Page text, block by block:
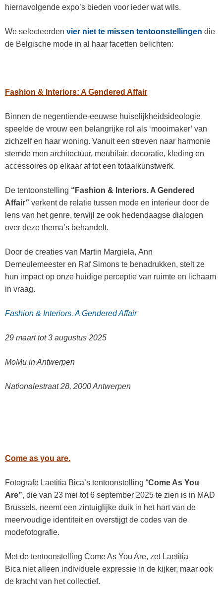
hiernavolgende expo’s bieden voor ieder wat wils.
We selecteerden vier niet te missen tentoonstellingen die
de Belgische mode in al haar facetten belichten:​
Fashion & Interiors: A Gendered Affair
Binnen de negentiende-eeuwse huiselijkheidsideologie
speelde de vrouw een belangrijke rol als ‘mooimaker’ van
zichzelf en haar woning. Vanuit een streven naar harmonie
stemde men architectuur, meubilair, decoratie, kleding en
accessoires op elkaar af tot een totaalkunstwerk.
De tentoonstelling “Fashion & Interiors. A Gendered
Affair” verkent de relatie tussen mode en interieur door de
lens van het genre, terwijl ze ook hedendaagse dialogen
over deze thema’s behandelt.
Door de creaties van Martin Margiela, Ann
Demeulemeester en Raf Simons te benadrukken, stelt ze
hun impact op onze huidige perceptie van ruimte en lichaam
in vraag.
Fashion & Interiors. A Gendered Affair
29 maart tot 3 augustus 2025
MoMu in Antwerpen
Nationalestraat 28, 2000 Antwerpen
Come as you are.
Fotografe Laetitia Bica’s tentoonstelling “Come As You
Are”, die van 23 mei tot 6 september 2025 te zien is in MAD
Brussels, neemt een zintuiglijke duik in het hart van de
meervoudige identiteit en overstijgt de codes van de
modefotografie.
Met de tentoonstelling Come As You Are, zet Laetitia
Bica niet alleen individuele expressie in de kijker, maar ook
de kracht van het collectief.